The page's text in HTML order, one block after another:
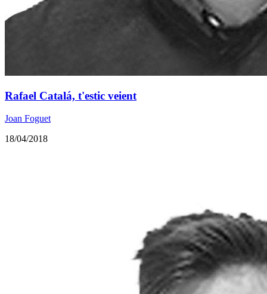
Rafael Catalá, t'estic veient
Joan Foguet
18/04/2018